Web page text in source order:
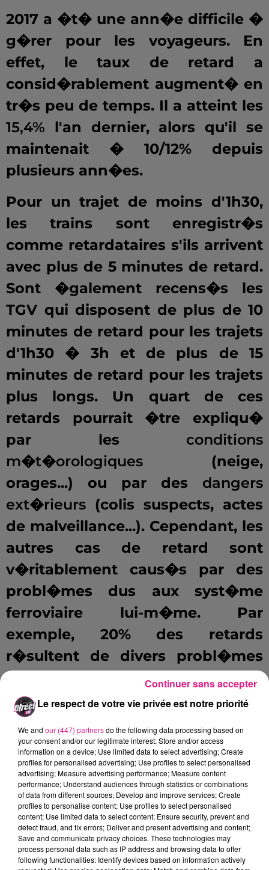
2017 a �t� une ann�e difficile �
g�rer pour les voyageurs. En
effet, le taux de retard a
consid�rablement augment� en
tr�s peu de temps. Il a atteint les
15,4% l'an dernier, alors qu'il se
maintenait � 10/12% depuis
plusieurs ann�es.
Pour un trajet de moins d'1h30,
les trains sont enregistr�s
comme retardataires s'ils arrivent
avec plus de 5 minutes de retard.
Sont �galement recens�s les
TGV qui disposent de plus de 10
minutes de retard pour les trajets
d'1h30 � 3h et de plus de 15
minutes de retard pour les trajets
plus longs. Un quart de ces
retards pourrait �tre expliqu�
par les conditions
m�t�orologiques (neige,
orages...) ou par des dangers
ext�rieurs (colis suspects, actes
de malveillance...). Cependant, les
autres cas de retard sont
v�ritablement caus�s par des
probl�mes dus aux syst�me
ferroviaire lui-m�me. Par
exemple, 20% des retards
r�sultent de divers probl�mes
li�s au mat�riel.
LA LIAISON METZ-PARIS TOUCH�E PAR DES RETARDS
R�GULIERS
Si, avec un taux de retard de
35,48�% en 2017, la ligne Lyon-
Lille arrive en t�te du palmar�s
des retards, certaines villes
lorraines ont, elles aussi, attrap�
le syndrome. Le TGVMetz-Paris
Le respect de votre vie privée est notre priorité
We and our (447) partnersdo the following data processing based on
your consent and/or our legitimate interest: Store and/or access
information on a device; Use limited data to select advertising; Create
profiles for personalised advertising; Use profiles to select personalised
advertising; Measure advertising performance; Measure content
performance; Understand audiences through statistics or combinations
of data from different sources; Develop and improve services; Create
profiles to personalise content; Use profiles to select personalised
content; Use limited data to select content; Ensure security, prevent and
detect fraud, and fix errors; Deliver and present advertising and content;
Save and communicate privacy choices. These technologies may
process personal data such as IP address and browsing data to offer
following functionalities: Identify devices based on information actively
Continuer sans accepter